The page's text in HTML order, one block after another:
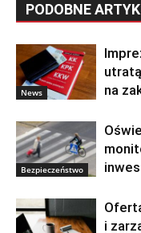
PODOBNE
News
na
Bezpieczeństwo
i